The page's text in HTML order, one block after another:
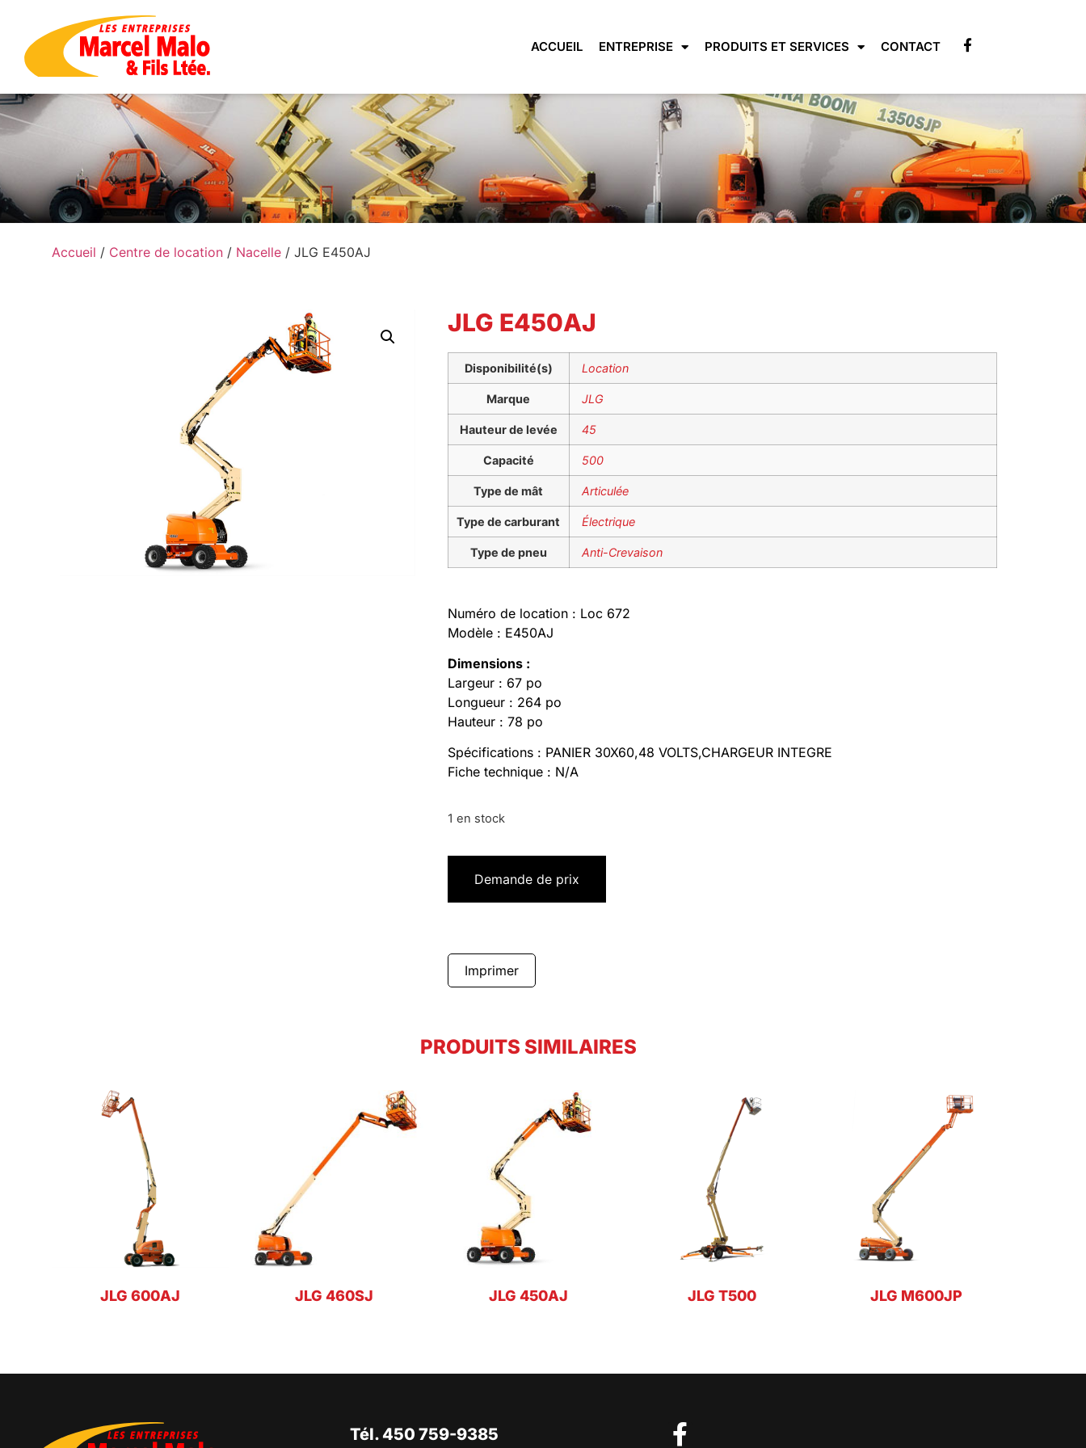
ACCUEIL ENTREPRISE PRODUITS ET SERVICES CONTACT
Accueil / Centre de location/ Nacelle/ JLG E450AJ
JLG E450AJ
Disponibilité(s) Location
Marque JLG
Hauteur de levée 45
Capacité 500
Type de mât Articulée
Type de carburant Électrique
Type de pneu Anti-Crevaison
Numéro de location : Loc 672
Modèle : E450AJ
Dimensions :
Largeur : 67 po
Longueur : 264 po
Hauteur : 78 po
Spécifications : PANIER 30X60,48 VOLTS,CHARGEUR INTEGRE
Fiche technique : N/A
1 en stock
Demande de prix
Imprimer
PRODUITS SIMILAIRES
JLG 600AJ JLG 460SJ JLG 450AJ JLG T500 JLG M600JP
Tél. 450 759-9385